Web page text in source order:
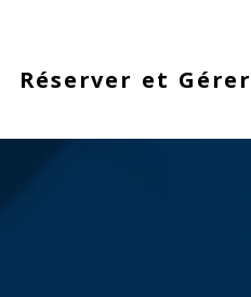
Réserver et Gérer